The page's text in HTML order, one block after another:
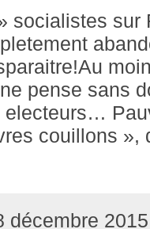
socialistes sur
pense sans
electeurs…
couillons
décembre